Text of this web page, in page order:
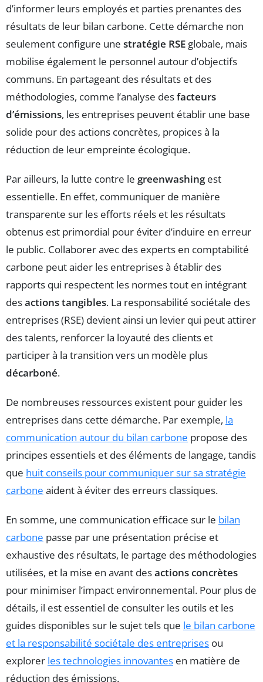
d’informer leurs employés et parties prenantes des
résultats de leur bilan carbone. Cette démarche non
seulement configure une stratégie RSE globale, mais
mobilise également le personnel autour d’objectifs
communs. En partageant des résultats et des
méthodologies, comme l’analyse desfacteurs
d’émissions, les entreprises peuvent établir une base
solide pour des actions concrètes, propices à la
réduction de leur empreinte écologique.
Par ailleurs, la lutte contre le greenwashingest
essentielle. En effet, communiquer de manière
transparente sur les efforts réels et les résultats
obtenus est primordial pour éviter d’induire en erreur
le public. Collaborer avec des experts en comptabilité
carbone peut aider les entreprises à établir des
rapports qui respectent les normes tout en intégrant
desactions tangibles. La responsabilité sociétale des
entreprises (RSE) devient ainsi un levier qui peut attirer
des talents, renforcer la loyauté des clients et
participer à la transition vers un modèle plus
décarboné.
De nombreuses ressources existent pour guider les
entreprises dans cette démarche. Par exemple, la
communication autour du bilan carbone propose des
principes essentiels et des éléments de langage, tandis
que huit conseils pour communiquer sur sa stratégie
carbone aident à éviter des erreurs classiques.
En somme, une communication efficace sur le bilan
carbone passe par une présentation précise et
exhaustive des résultats, le partage des méthodologies
utilisées, et la mise en avant desactions concrètes
pour minimiser l’impact environnemental. Pour plus de
détails, il est essentiel de consulter les outils et les
guides disponibles sur le sujet tels que le bilan carbone
et la responsabilité sociétale des entreprises ou
explorer les technologies innovantes en matière de
réduction des émissions.